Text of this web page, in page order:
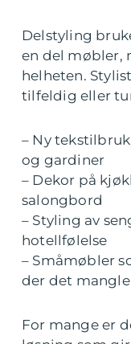
Delstyling
en del møbler,
helheten.
tilfeldig eller
– Ny
og gardiner
– Dekor på
salongbord
– Styling av
hotellfølelse
– Småmøbler
der det
For mange er